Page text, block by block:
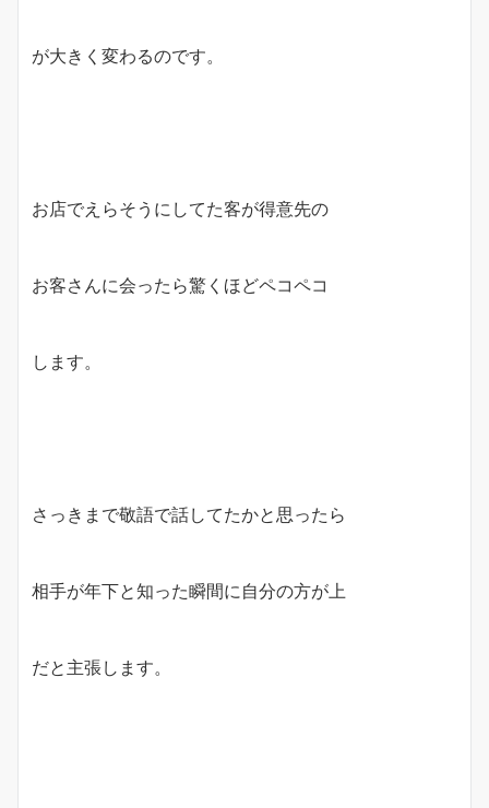
が大きく変わるのです。
お店でえらそうにしてた客が得意先の
お客さんに会ったら驚くほどペコペコ
します。
さっきまで敬語で話してたかと思ったら
相手が年下と知った瞬間に自分の方が上
だと主張します。